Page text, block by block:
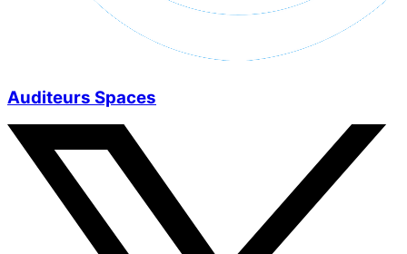
Auditeurs Spaces